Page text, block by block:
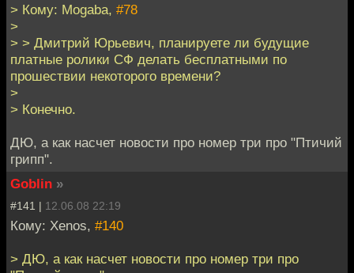
> Кому: Mogaba, #78
>
> > Дмитрий Юрьевич, планируете ли будущие
платные ролики СФ делать бесплатными по
прошествии некоторого времени?
>
> Конечно.
ДЮ, а как насчет новости про номер три про "Птичий
грипп".
Goblin »
#141 | 12.06.08 22:19
Кому: Xenos, #140
> ДЮ, а как насчет новости про номер три про